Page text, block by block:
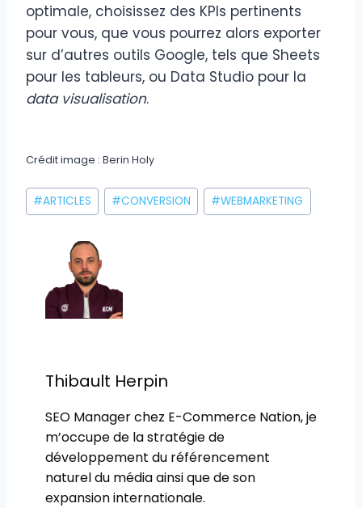
optimale, choisissez des KPIs pertinents
pour vous, que vous pourrez alors exporter
sur d’autres outils Google, tels que Sheets
pour les tableurs, ou Data Studio pour la
data visualisation.
Crédit image : Berin Holy
Étiquettes
de
publication :
#ARTICLES #CONVERSION #WEBMARKETING
Thibault Herpin
SEO Manager chez E-Commerce Nation, je
m’occupe de la stratégie de
développement du référencement
naturel du média ainsi que de son
expansion internationale.